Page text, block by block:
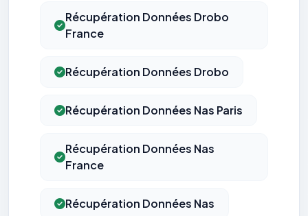
Récupération Données Drobo
France
Récupération Données Drobo
Récupération Données Nas Paris
Récupération Données Nas
France
Récupération Données Nas